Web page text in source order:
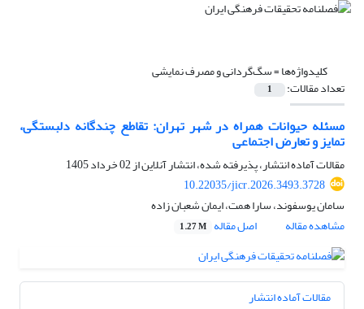
کلیدواژه‌ها =سگ‌گردانی و مصرف نمایشی
تعداد مقالات: 1
مسئله حیوانات همراه در شهر تهران: تقاطع چندگانه دلبستگی،
تمایز و تعارض اجتماعی
مقالات آماده انتشار، پذیرفته شده، انتشار آنلاین از02 خرداد 1405
10.22035/jicr.2026.3493.3728
سامان یوسفوند، سارا همت، ایمان شعبان زاده
مشاهده مقاله
اصل مقاله 1.27 M
مقالات آماده انتشار